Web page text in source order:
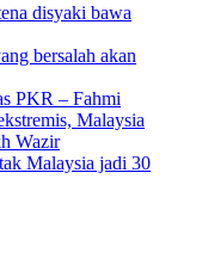
disyaki bawa
bersalah akan
PKR – Fahmi
Malaysia
Wazir
Malaysia jadi 30